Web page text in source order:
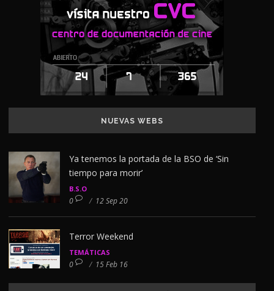
NUEVAS WEBS
Ya tenemos la portada de la BSO de ‘Sin
tiempo para morir’
B.S.O
0 / 12 Sep 20
Terror Weekend
TEMÁTICAS
0 / 15 Feb 16